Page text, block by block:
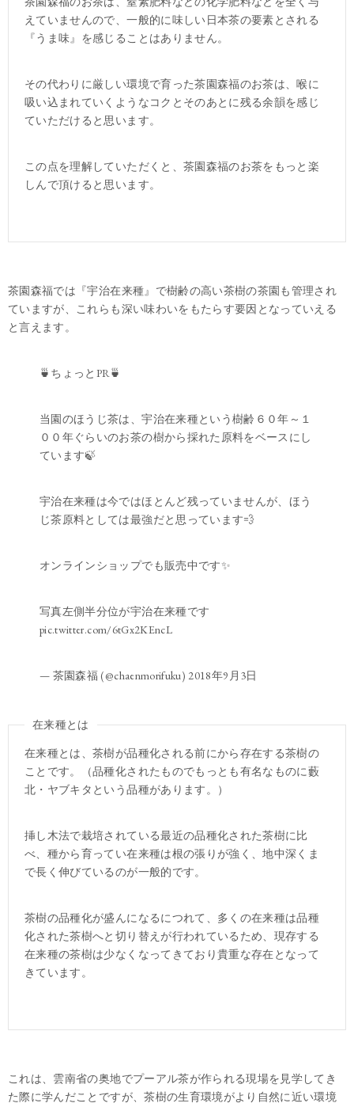
えていませんので、一般的に味しい日本茶の要素とされる
『うま味』を感じることはありません。
その代わりに厳しい環境で育った茶園森福のお茶は、喉に
吸い込まれていくようなコクとそのあとに残る余韻を感じ
ていただけると思います。
この点を理解していただくと、茶園森福のお茶をもっと楽
しんで頂けると思います。
茶園森福では『宇治在来種』で樹齢の高い茶樹の茶園も管理され
ていますが、これらも深い味わいをもたらす要因となっていえる
と言えます。
🍵ちょっとPR🍵
当園のほうじ茶は、宇治在来種という樹齢６０年～１
００年ぐらいのお茶の樹から採れた原料をベースにし
ています🍃
宇治在来種は今ではほとんど残っていませんが、ほう
じ茶原料としては最強だと思っています💨
オンラインショップでも販売中です✨
写真左側半分位が宇治在来種です
pic.twitter.com/6tGx2KEncL
— 茶園森福 (@chaenmorifuku) 2018年9月3日
在来種とは
在来種とは、茶樹が品種化される前にから存在する茶樹の
ことです。（品種化されたものでもっとも有名なものに藪
北・ヤブキタという品種があります。）
挿し木法で栽培されている最近の品種化された茶樹に比
べ、種から育ってい在来種は根の張りが強く、地中深くま
で長く伸びているのが一般的です。
茶樹の品種化が盛んになるにつれて、多くの在来種は品種
化された茶樹へと切り替えが行われているため、現存する
在来種の茶樹は少なくなってきており貴重な存在となって
きています。
これは、雲南省の奥地でプーアル茶が作られる現場を見学してき
た際に学んだことですが、茶樹の生育環境がより自然に近い環境